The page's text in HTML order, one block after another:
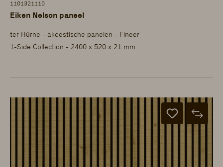
1101321110
Eiken Nelson paneel
ter Hürne - akoestische panelen - Fineer
1-Side Collection - 2400 x 520 x 21 mm